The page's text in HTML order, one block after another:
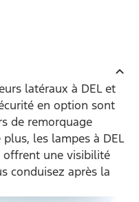
latéraux à DEL et
en option sont
de remorquage
les lampes à DEL
offrent une visibilité
conduisez après la